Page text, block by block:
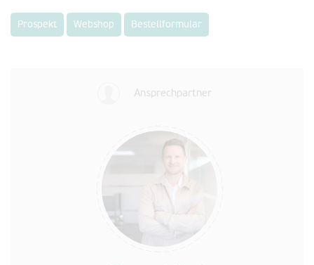
Prospekt Webshop Bestellformular
Ansprechpartner